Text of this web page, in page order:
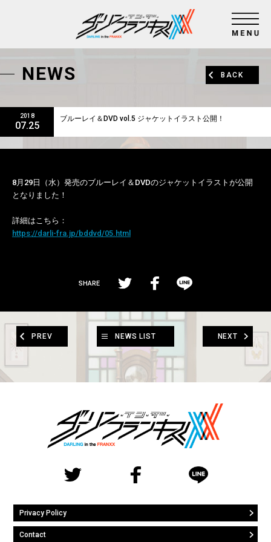
NEWS BACK
2018
07.25
ブルーレイ＆DVD vol.5 ジャケットイラスト公開！
8月29日（水）発売のブルーレイ＆DVDのジャケットイラストが公開
となりました！
詳細はこちら：
https://darli-fra.jp/bddvd/05.html
SHARE
PREV NEWS LIST NEXT
Privacy Policy
Contact